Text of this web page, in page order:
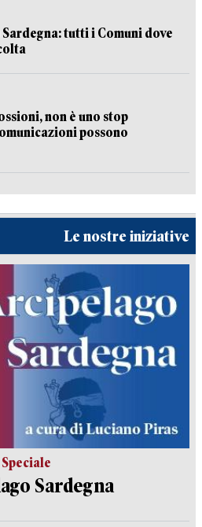
tutti i Comuni dove
non è uno stop
possono
Le nostre iniziative
Speciale
Sardegna